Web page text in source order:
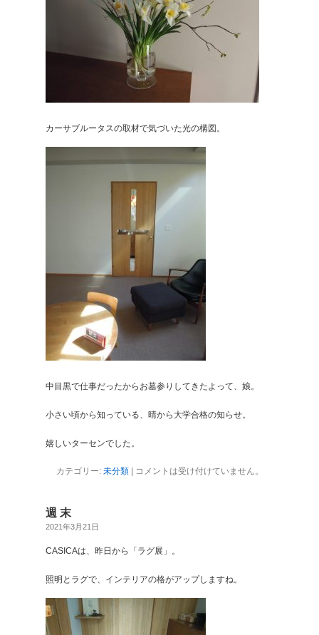
カーサブルータスの取材で気づいた光の構図。
中目黒で仕事だったからお墓参りしてきたよって、娘。
小さい頃から知っている、晴から大学合格の知らせ。
嬉しいターセンでした。
カテゴリー: 未分類| コメントは受け付けていません。
週 末
2021年3月21日
CASICAは、昨日から「ラグ展」。
照明とラグで、インテリアの格がアップしますね。